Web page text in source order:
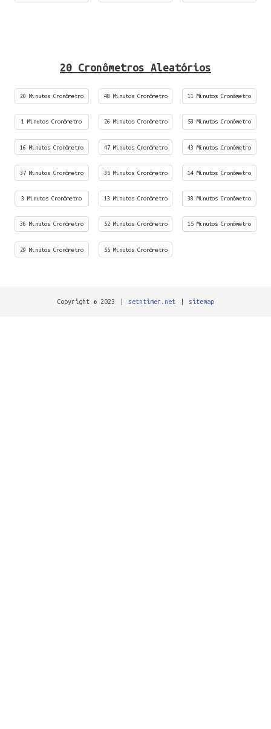
20 Cronômetros Aleatórios
20 Minutos Cronômetro 48 Minutos Cronômetro 11 Minutos Cronômetro
1 Minutos Cronômetro 26 Minutos Cronômetro 53 Minutos Cronômetro
16 Minutos Cronômetro 47 Minutos Cronômetro 43 Minutos Cronômetro
37 Minutos Cronômetro 35 Minutos Cronômetro 14 Minutos Cronômetro
3 Minutos Cronômetro 13 Minutos Cronômetro 38 Minutos Cronômetro
36 Minutos Cronômetro 52 Minutos Cronômetro 15 Minutos Cronômetro
29 Minutos Cronômetro 55 Minutos Cronômetro
Copyright © 2023 setntimer.net sitemap